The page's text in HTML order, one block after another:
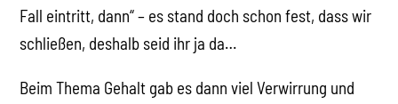
Fall eintritt, dann“ – es stand doch schon fest, dass wir
schließen, deshalb seid ihr ja da…
Beim Thema Gehalt gab es dann viel Verwirrung und